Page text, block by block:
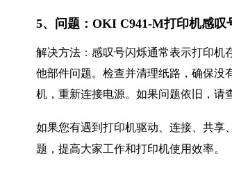
5、问题：OKI C941-M打印机感叹
解决方法：感叹号闪烁通常表示打印机
他部件问题。检查并清理纸路，确保没
机，重新连接电源。如果问题依旧，请
如果您有遇到打印机驱动、连接、共享
题，提高大家工作和打印机使用效率。